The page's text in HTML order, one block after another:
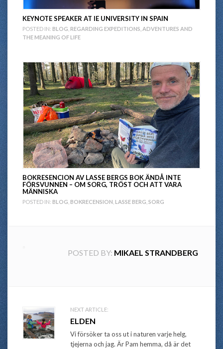
KEYNOTE SPEAKER AT IE UNIVERSITY IN SPAIN
POSTED IN: BLOG REGARDING EXPEDITIONS, ADVENTURES AND
THE MEANING OF LIFE
BOKRESENCION AV LASSE BERGS BOK ÄNDÅ INTE
FÖRSVUNNEN – OM SORG, TRÖST OCH ATT VARA
MÄNNISKA
POSTED IN: BLOG BOKRECENSION LASSE BERG SORG
POSTED BY: MIKAEL STRANDBERG
Post
navigation
NEXT ARTICLE:
ELDEN
Vi försöker ta oss ut i naturen varje helg,
tjejerna och jag. Är Pam hemma, då är det